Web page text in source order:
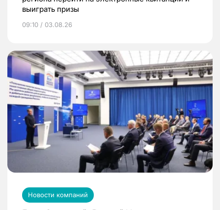
выиграть призы
09:10 / 03.08.26
Новости компаний